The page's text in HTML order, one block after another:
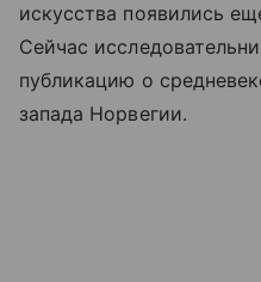
искусства появились
Сейчас
публикацию о
запада Норвегии.